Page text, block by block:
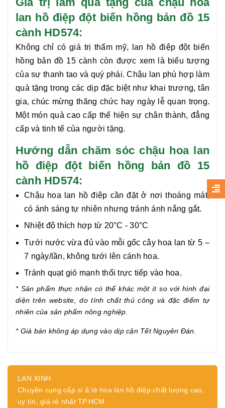
lan hồ điệp đột biến hồng bản đồ 15
cành HD574:
Không chỉ có giá trị thẩm mỹ,
lan hồ điệp đột biến
hồng bản đồ 15 cành còn được xem là biểu tượng
của sự thanh tao và quý phái. Chậu lan phù hợp làm
quà tặng trong các dịp đặc biệt như khai trương, tân
gia, chúc mừng thăng chức hay ngày lễ quan trọng.
Một món quà cao cấp thể hiện sự chân thành, đẳng
cấp và tinh tế của người tặng.
Hướng dẫn chăm sóc chậu hoa lan
hồ điệp đột biến hồng bản đồ 15
cành HD574:
Chậu hoa lan hồ điệp cần đặt ở nơi thoáng mát,
có ánh sáng tự nhiên nhưng tránh ánh nắng gắt.
Nhiệt độ thích hợp từ 20°C - 30°C
Tưới nước vừa đủ vào mỗi gốc cây hoa lan từ 5 –
7 ngày/lần, không tưới lên cánh hoa.
Tránh quạt gió mạnh thổi trực tiếp vào hoa.
* Sản phẩm thực nhận có thể khác một ít so với hình đại
diện trên website, do tính chất thủ công và đặc điểm tự
nhiên của sản phẩm nông nghiệp.
* Giá bán không áp dụng vào dịp cận Tết Nguyên Đán.
LAN XINH
Chuyên cung cấp sỉ & lẻ hoa lan hồ điệp chất lượng cao,
uy tín, giá rẻ nhất TP.HCM